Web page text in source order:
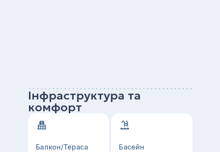
Інфраструктура та
комфорт
Балкон/Тераса Басейн